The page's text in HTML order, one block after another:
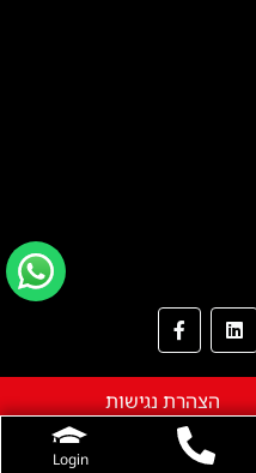
Login
הצהרת נגישות